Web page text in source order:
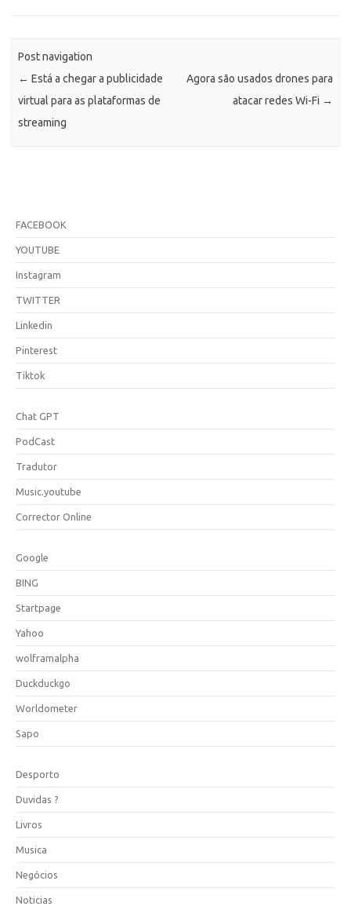
Post navigation
← Está a chegar a publicidade
virtual para as plataformas de
streaming
Agora são usados drones para
atacar redes Wi-Fi →
FACEBOOK
YOUTUBE
Instagram
TWITTER
Linkedin
Pinterest
Tiktok
Chat GPT
PodCast
Tradutor
Music.youtube
Corrector Online
Google
BING
Startpage
Yahoo
wolframalpha
Duckduckgo
Worldometer
Sapo
Desporto
Duvidas ?
Livros
Musica
Negócios
Noticias